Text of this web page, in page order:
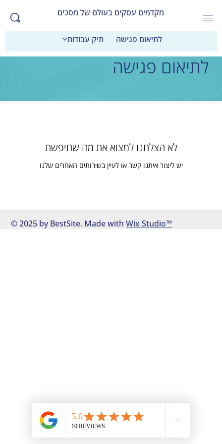
מקדמים עסקים בעולם של מסכים
לתיאום פגישה תיק עבודות
לתיאום פגישה
לא הצלחנו למצוא את מה שחיפשת
יש ליצור איתנו קשר או לעיין בשירותים האחרים שלנו
© 2025 by BestSite. Made withWix Studio™